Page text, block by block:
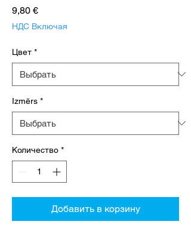
9,80 €Цена
НДС Включая
Цвет *
Izmērs *
Количество *
Добавить в корзину